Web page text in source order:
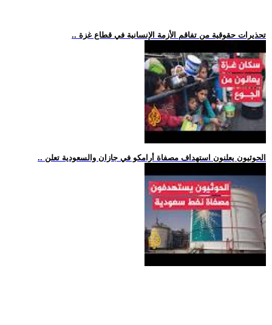
.. تحذيرات حقوقية من تفاقم الأزمة الإنسانية في قطاع غزة
.. الحوثيون يعلنون استهداف مصفاة أرامكو في جازان والسعودية تعلن